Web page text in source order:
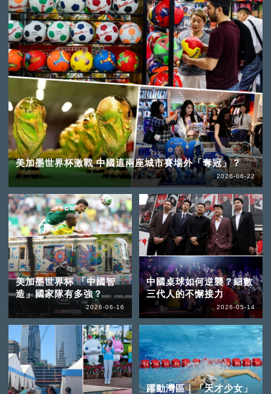
美加墨世界杯激戰 中國這兩座城市賽場外「奪冠」？
2026-06-22
美加墨世界杯 「中國智
造」國家隊有多強？
2026-06-16
中國桌球如何逆襲？細數
三代人的不懈接力
2026-05-14
躍動灣區｜「天才少女」